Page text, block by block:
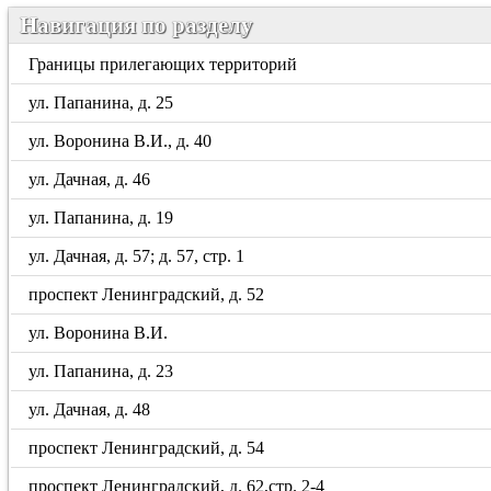
Навигация по разделу
Границы прилегающих территорий
ул. Папанина, д. 25
ул. Воронина В.И., д. 40
ул. Дачная, д. 46
ул. Папанина, д. 19
ул. Дачная, д. 57; д. 57, стр. 1
проспект Ленинградский, д. 52
ул. Воронина В.И.
ул. Папанина, д. 23
ул. Дачная, д. 48
проспект Ленинградский, д. 54
проспект Ленинградский, д. 62,стр. 2-4